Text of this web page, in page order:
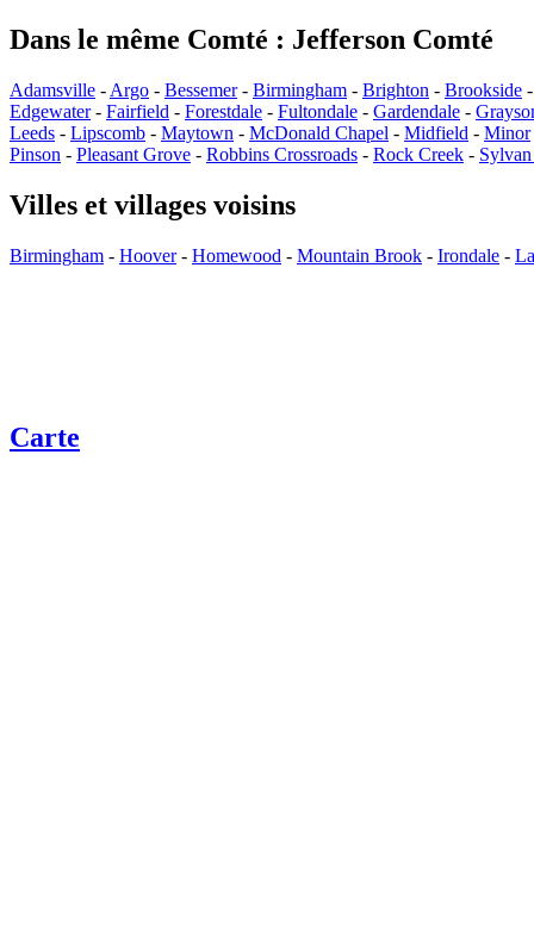
Dans le même Comté : Jefferson Comté
Adamsville - Argo - Bessemer- Birmingham - Brighton - Brookside
Edgewater- Fairfield - Forestdale - Fultondale - Gardendale -
Leeds - Lipscomb - Maytown - McDonald Chapel - Midfield - Minor
Pinson - Pleasant Grove - Robbins Crossroads - Rock Creek -
Villes et villages voisins
Birmingham - Hoover- Homewood - Mountain Brook - Irondale -
Carte